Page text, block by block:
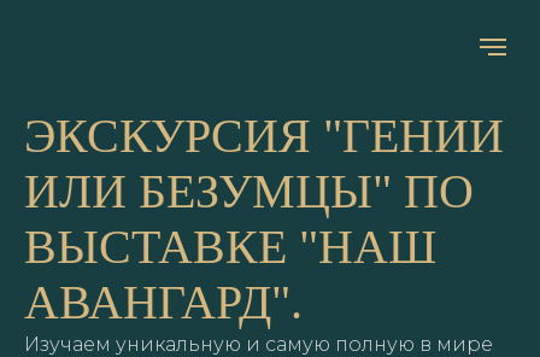
НА ГЛАВНУЮ
ЭКСКУРСИЯ "ГЕНИИ
ИЛИ БЕЗУМЦЫ" ПО
ВЫСТАВКЕ "НАШ
АВАНГАРД".
Изучаем уникальную и самую полную в мире